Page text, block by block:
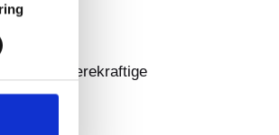
og bærekraftige